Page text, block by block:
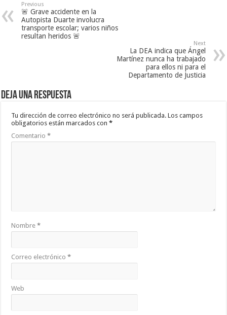
Previous
🚨 Grave accidente en la
Autopista Duarte involucra
transporte escolar; varios niños
resultan heridos 🚨
Next
La DEA indica que Ángel
Martínez nunca ha trabajado
para ellos ni para el
Departamento de Justicia
Deja una respuesta
Tu dirección de correo electrónico no será publicada. Los campos
obligatorios están marcados con*
Comentario*
Nombre*
Correo electrónico*
Web